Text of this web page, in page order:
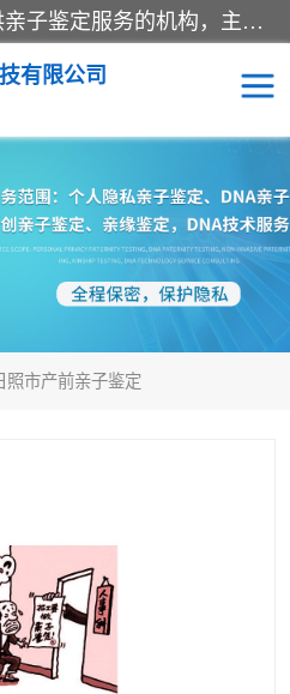
华信基因是一家专门提供亲子鉴定服务的机构，主要业务：济南亲子鉴定、临沂亲子鉴定、菏泽亲子鉴定、淄博亲子鉴定、青岛亲子鉴定、日照亲子鉴定、临朐亲子鉴定、寿光亲子鉴定等，联合广州、上海、北京、深圳、杭州、武汉、成都、合肥、贵阳、沈阳等地区有法医物证鉴定机构及基因检测公司，为国内外客户提供便捷的DNA鉴定服务。
有限公司
照市产前亲子鉴定
DNA亲子鉴定
无创亲子鉴定